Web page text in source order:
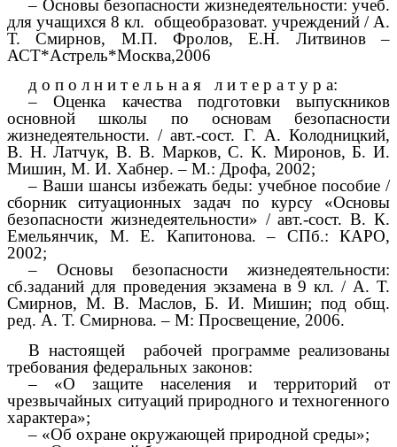
– Основы безопасности жизнедеятельности: учеб.
для учащихся 8 кл. общеобразоват. учреждений / А.
Т. Смирнов, М.П. Фролов, Е.Н. Литвинов –
АСТ*Астрель*Москва,2006
д о п о л н и т е л ь н а я л и т е р а т у р а:
– Оценка качества подготовки выпускников
основной школы по основам безопасности
жизнедеятельности. / авт.-сост. Г. А. Колодницкий,
В. Н. Латчук, В. В. Марков, С. К. Миронов, Б. И.
Мишин, М. И. Хабнер. – М.: Дрофа, 2002;
– Ваши шансы избежать беды: учебное пособие /
сборник ситуационных задач по курсу «Основы
безопасности жизнедеятельности» / авт.-сост. В. К.
Емельянчик, М. Е. Капитонова. – СПб.: КАРО,
2002;
– Основы безопасности жизнедеятельности:
сб.заданий для проведения экзамена в 9 кл. / А. Т.
Смирнов, М. В. Маслов, Б. И. Мишин; под общ.
ред. А. Т. Смирнова. – М: Просвещение, 2006.
В настоящей рабочей программе реализованы
требования федеральных законов:
– «О защите населения и территорий от
чрезвычайных ситуаций природного и техногенного
характера»;
– «Об охране окружающей природной среды»;